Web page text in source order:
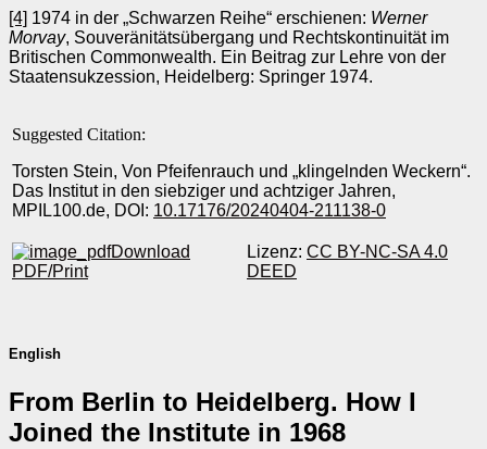
[4] 1974 in der „Schwarzen Reihe“ erschienen: Werner
Morvay, Souveränitätsübergang und Rechtskontinuität im
Britischen Commonwealth. Ein Beitrag zur Lehre von der
Staatensukzession, Heidelberg: Springer 1974.
Suggested Citation:
Torsten Stein, Von Pfeifenrauch und „klingelnden Weckern“.
Das Institut in den siebziger und achtziger Jahren,
MPIL100.de, DOI: 10.17176/20240404-211138-0
Download
PDF/Print
Lizenz: CC BY-NC-SA 4.0
DEED
English
From Berlin to Heidelberg. How I
Joined the Institute in 1968